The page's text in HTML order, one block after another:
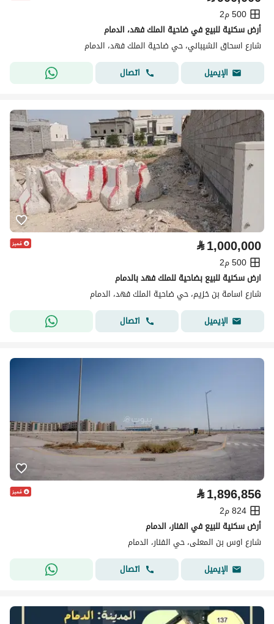
500 م2
أرض سكنية للبيع في ضاحية الملك فهد، الدمام
شارع اسحاق الشيباني، حي ضاحية الملك فهد، الدمام
الإيميل
اتصال
⃁1,000,000
500 م2
ارض سكنية للبيع بضاحية للملك فهد بالدمام
شارع اسامة بن خزيم، حي ضاحية الملك فهد، الدمام
الإيميل
اتصال
⃁1,896,856
824 م2
أرض سكنية للبيع في الفنار، الدمام
شارع اوس بن المعلى، حي الفنار، الدمام
الإيميل
اتصال